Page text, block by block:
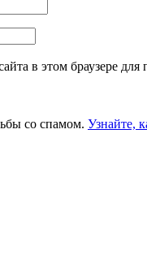
в этом браузере
со спамом. Узнайте,